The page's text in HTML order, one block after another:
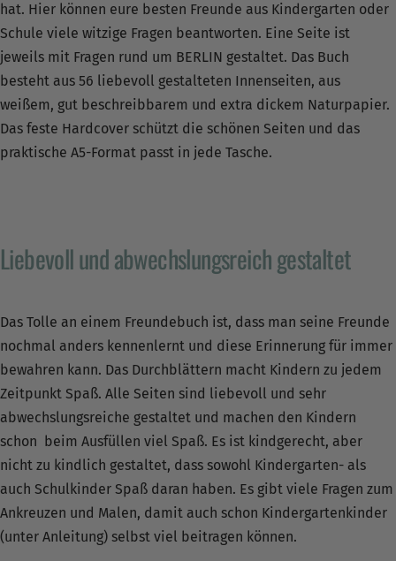
hat. Hier können eure besten Freunde aus Kindergarten oder
Schule viele witzige Fragen beantworten. Eine Seite ist
jeweils mit Fragen rund um BERLIN gestaltet. Das Buch
besteht aus 56 liebevoll gestalteten Innenseiten, aus
weißem, gut beschreibbarem und extra dickem Naturpapier.
Das feste Hardcover schützt die schönen Seiten und das
praktische A5-Format passt in jede Tasche.
Liebevoll und abwechslungsreich gestaltet
Das Tolle an einem Freundebuch ist, dass man seine Freunde
nochmal anders kennenlernt und diese Erinnerung für immer
bewahren kann. Das Durchblättern macht Kindern zu jedem
Zeitpunkt Spaß. Alle Seiten sind liebevoll und sehr
abwechslungsreiche gestaltet und machen den Kindern
schon beim Ausfüllen viel Spaß. Es ist kindgerecht, aber
nicht zu kindlich gestaltet, dass sowohl Kindergarten- als
auch Schulkinder Spaß daran haben. Es gibt viele Fragen zum
Ankreuzen und Malen, damit auch schon Kindergartenkinder
(unter Anleitung) selbst viel beitragen können.